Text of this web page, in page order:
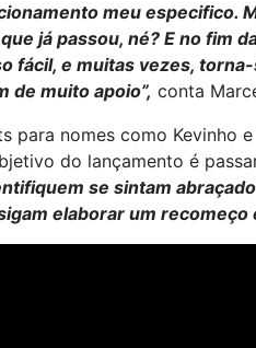
meu
já passou, né? E no fim
fácil, e muitas vezes,
de muito apoio”, conta
nomes como Kevinho
do lançamento é
se sintam
elaborar um recomeço